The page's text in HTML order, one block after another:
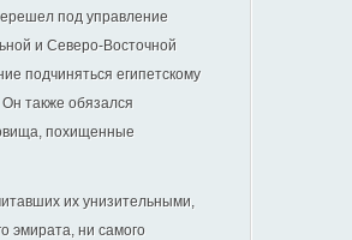
под управление
и Северо-Восточной
подчиняться египетскому
также обязался
похищенные
их унизительными,
эмирата, ни самого